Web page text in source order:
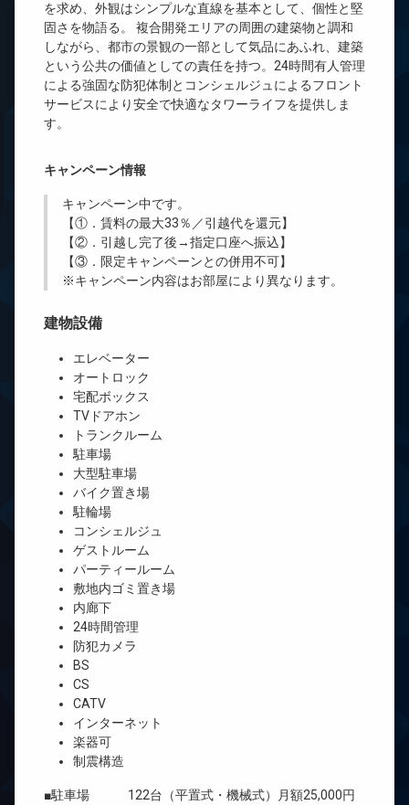
を求め、外観はシンプルな直線を基本として、個性と堅
固さを物語る。 複合開発エリアの周囲の建築物と調和
しながら、都市の景観の一部として気品にあふれ、建築
という公共の価値としての責任を持つ。24時間有人管理
による強固な防犯体制とコンシェルジュによるフロント
サービスにより安全で快適なタワーライフを提供しま
す。
キャンペーン情報
キャンペーン中です。
【①．賃料の最大33％／引越代を還元】
【②．引越し完了後→指定口座へ振込】
【③．限定キャンペーンとの併用不可】
※キャンペーン内容はお部屋により異なります。
建物設備
エレベーター
オートロック
宅配ボックス
TVドアホン
トランクルーム
駐車場
大型駐車場
バイク置き場
駐輪場
コンシェルジュ
ゲストルーム
パーティールーム
敷地内ゴミ置き場
内廊下
24時間管理
防犯カメラ
BS
CS
CATV
インターネット
楽器可
制震構造
■駐車場 122台（平置式・機械式）月額25,000円